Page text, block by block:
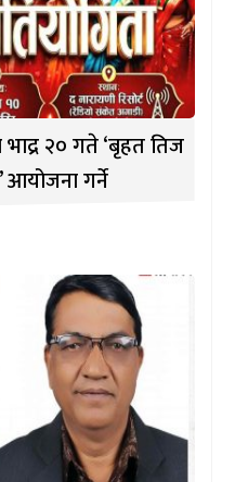
२० गते ‘बृहत तिज
आयोजना गर्ने